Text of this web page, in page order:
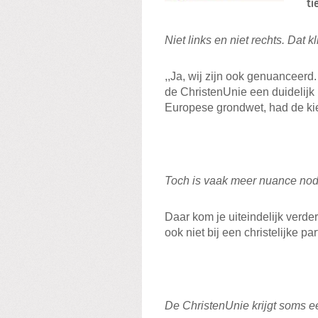
Niet links en niet rechts. Dat
,,Ja, wij zijn ook
de ChristenUnie een duidelijk
Europese grondwet, had de
Toch is vaak meer nuance
Daar kom je uiteindelijk
ook niet bij een christelijke
De ChristenUnie krijgt soms